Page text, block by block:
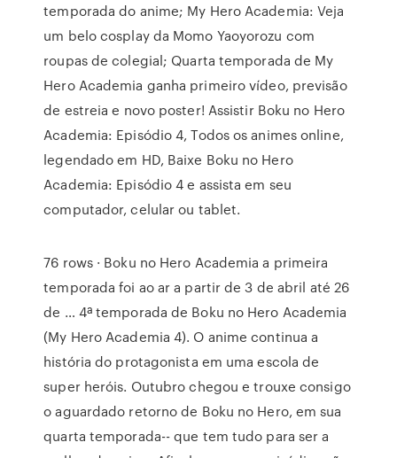
temporada do anime; My Hero Academia: Veja
um belo cosplay da Momo Yaoyorozu com
roupas de colegial; Quarta temporada de My
Hero Academia ganha primeiro vídeo, previsão
de estreia e novo poster! Assistir Boku no Hero
Academia: Episódio 4, Todos os animes online,
legendado em HD, Baixe Boku no Hero
Academia: Episódio 4 e assista em seu
computador, celular ou tablet.
76 rows · Boku no Hero Academia a primeira
temporada foi ao ar a partir de 3 de abril até 26
de … 4ª temporada de Boku no Hero Academia
(My Hero Academia 4). O anime continua a
história do protagonista em uma escola de
super heróis. Outubro chegou e trouxe consigo
o aguardado retorno de Boku no Hero, em sua
quarta temporada-- que tem tudo para ser a